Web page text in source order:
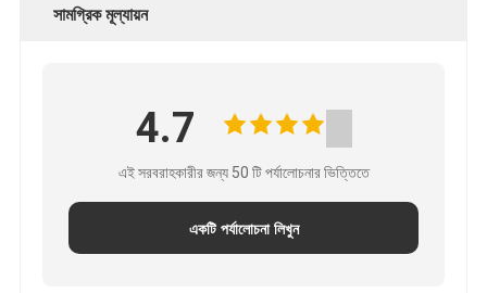
সামগ্রিক মূল্যায়ন
4.7
এই সরবরাহকারীর জন্য 50 টি পর্যালোচনার ভিত্তিতে
একটি পর্যালোচনা লিখুন